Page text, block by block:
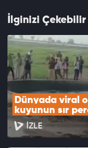
İlginizi Çekebilir
Dünyada viral
kuyunun sır
İZLE